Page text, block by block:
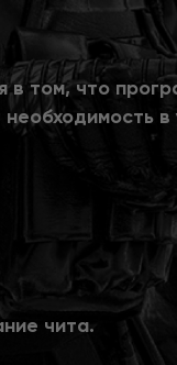
в том, что
чита.